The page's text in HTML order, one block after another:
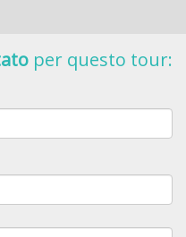
per questo tour: